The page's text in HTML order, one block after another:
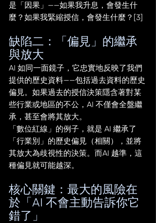
是「因果」——如果我升息，會發生什
麼？如果我緊縮授信，會發生什麼？[3]
缺陷二：「偏見」的繼承
與放大
AI 如同一面鏡子，它忠實地反映了我們
提供的歷史資料——包括過去資料的歷史
偏見。如果過去的授信決策隱含著對某
些行業或地區的不公，AI 不僅會全盤繼
承，甚至會將其放大。
「數位紅線」的例子，就是 AI 繼承了
「行業別」的歷史偏見（相關），並將
其放大為歧視性的決策。而AI 越準，這
種偏見就可能越深。
核心關鍵：最大的風險在
於「AI 不會主動告訴你它
錯了」